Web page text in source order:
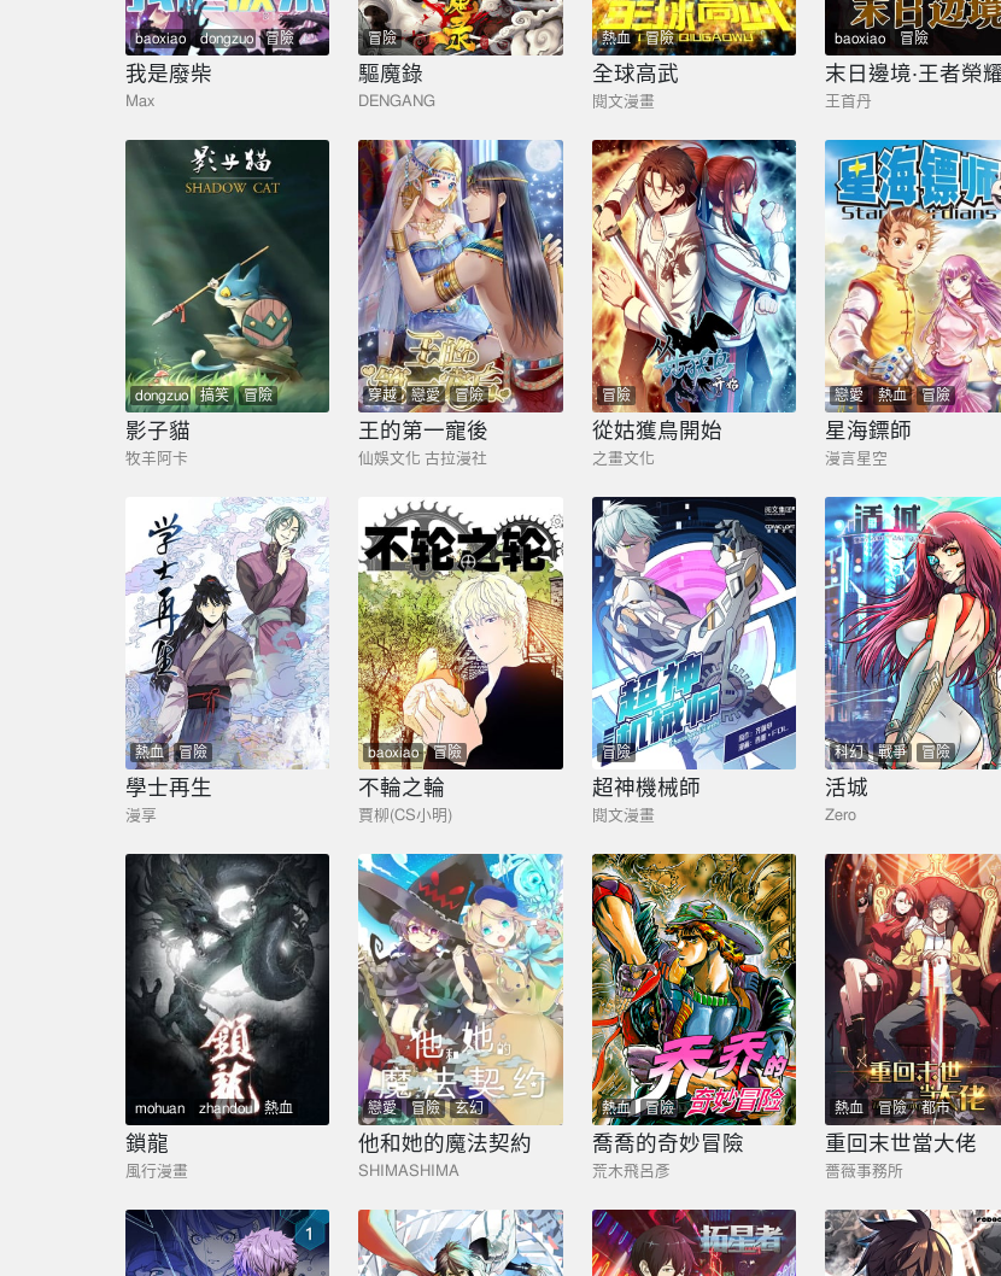
baoxiao dongzuo 冒險
我是廢柴
Max
冒險
驅魔錄
DENGANG
熱血 冒險
全球高武
閱文漫畫
baoxiao 冒險
末日邊境·王者榮
王首丹
dongzuo 搞笑 冒險
影子貓
牧羊阿卡
穿越 戀愛 冒險
王的第一寵後
仙娛文化 古拉漫社
冒險
從姑獲鳥開始
之畫文化
戀愛 熱血 冒險
星海鏢師
漫言星空
熱血 冒險
學士再生
漫享
baoxiao 冒險
不輪之輪
賈柳(CS小明)
冒險
超神機械師
閱文漫畫
科幻 戰爭 冒險
活城
Zero
mohuan zhandou
熱血
搞笑
冒險
鎖龍
風行漫畫
戀愛 冒險 玄幻
他和她的魔法契約
SHIMASHIMA
熱血 冒險
喬喬的奇妙冒險
荒木飛呂彥
熱血 冒險 都市
重回末世當大佬
薔薇事務所